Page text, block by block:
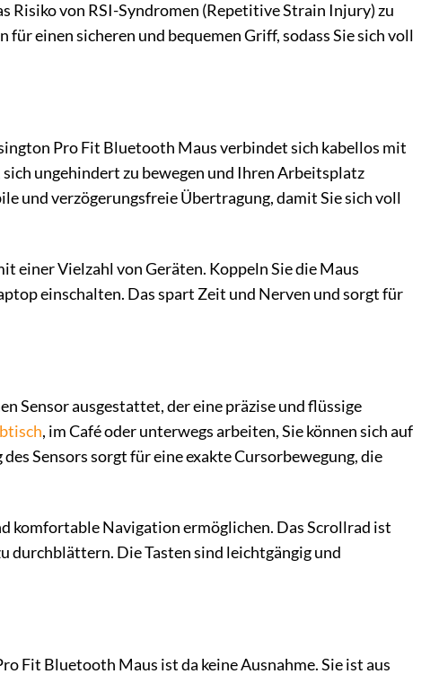
Risiko von RSI-Syndromen (Repetitive Strain Injury) zu
einen sicheren und bequemen Griff, sodass Sie sich voll
Pro Fit Bluetooth Maus verbindet sich kabellos mit
ungehindert zu bewegen und Ihren Arbeitsplatz
und verzögerungsfreie Übertragung, damit Sie sich voll
einer Vielzahl von Geräten. Koppeln Sie die Maus
einschalten. Das spart Zeit und Nerven und sorgt für
Sensor ausgestattet, der eine präzise und flüssige
, im Café oder unterwegs arbeiten, Sie können sich auf
Sensors sorgt für eine exakte Cursorbewegung, die
komfortable Navigation ermöglichen. Das Scrollrad ist
durchblättern. Die Tasten sind leichtgängig und
Fit Bluetooth Maus ist da keine Ausnahme. Sie ist aus